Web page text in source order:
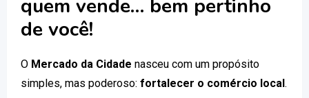
quem vende… bem pertinho
de você!
O Mercado da Cidade nasceu com um propósito
simples, mas poderoso: fortalecer o comércio local.